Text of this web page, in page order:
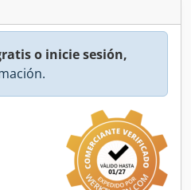
o inicie sesión,